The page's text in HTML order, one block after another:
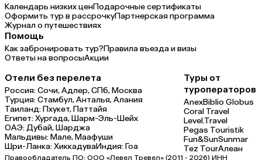
Календарь низких ценПодарочные сертификаты
Оформить тур в рассрочкуПартнерская программа
Журнал о путешествиях
Помощь
Как забронировать тур?Правила въезда и визы
Ответы на вопросыАкции
Отели без перелета
Россия:Сочи,Адлер,СПб,Москва
Турция:Стамбул,Анталья,Алания
Таиланд:Пхукет,Паттайя
Египет:Хургада,Шарм-Эль-Шейх
ОАЭ:Дубай,Шарджа
Мальдивы:Мале,Маафуши
Шри-Ланка:ХиккадуваИндия:Гоа
Туры от
туроператоров
AnexBiblio Globus
Coral Travel
Level.Travel
Pegas Touristik
Fun&SunSunmar
Tez TourАлеан
Правообладатель ПО: ООО «Левел Тревел» (2011 - 2026) ИНН